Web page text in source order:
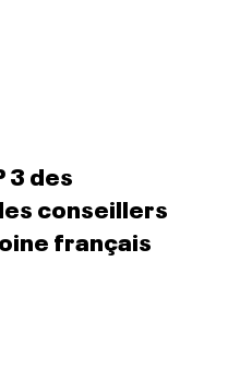
3 des
conseillers
français